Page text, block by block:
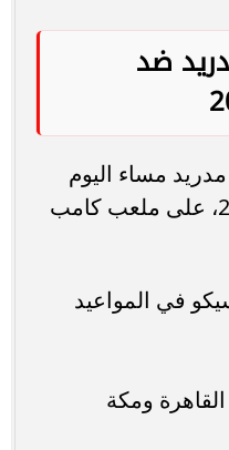
ضد
مساء اليوم
الأحد الموافق 10 مايو 2026، على ملعب كامب
في المواعيد
القاهرة ومكة